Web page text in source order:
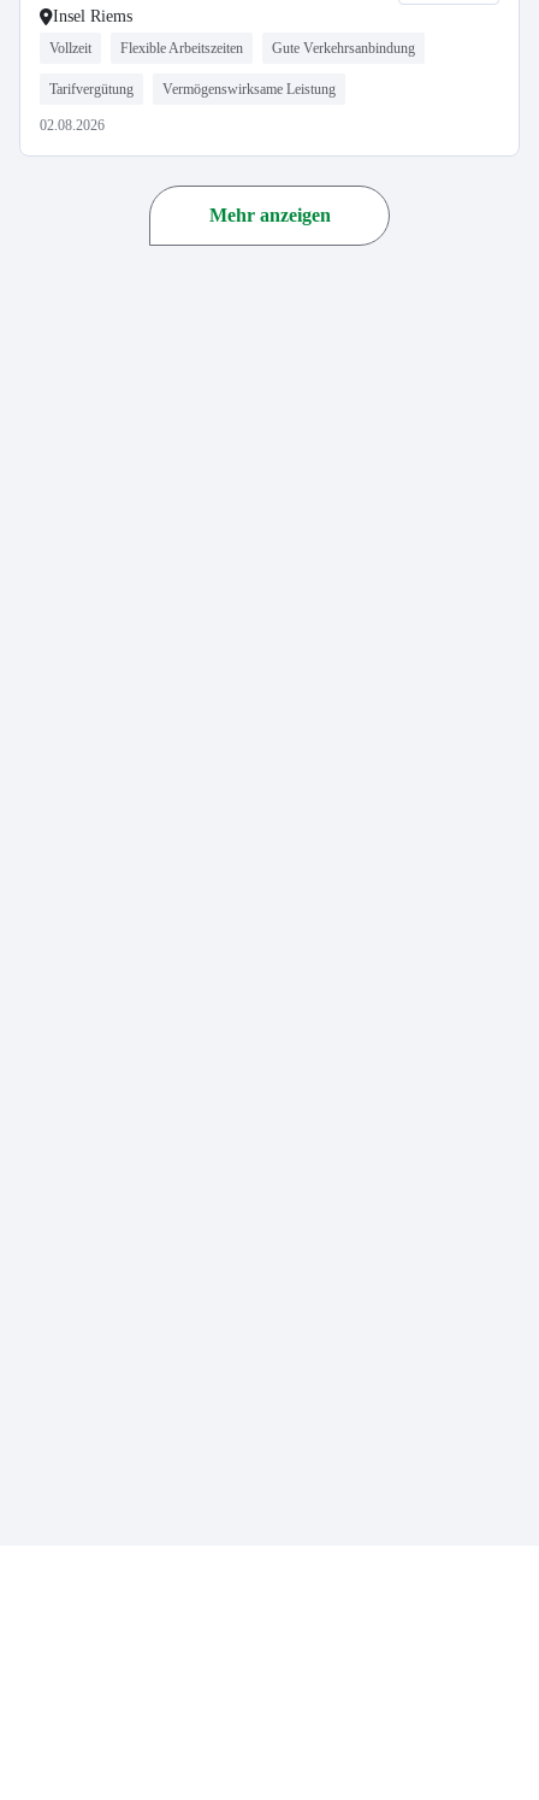
Insel Riems
Vollzeit Flexible Arbeitszeiten Gute Verkehrsanbindung
Tarifvergütung Vermögenswirksame Leistung
02.08.2026
Mehr anzeigen